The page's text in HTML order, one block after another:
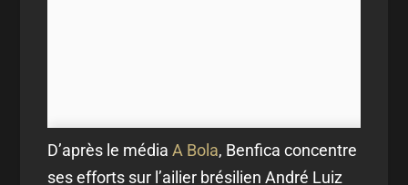
D’après le média A Bola, Benfica concentre
ses efforts sur l’ailier brésilien André Luiz